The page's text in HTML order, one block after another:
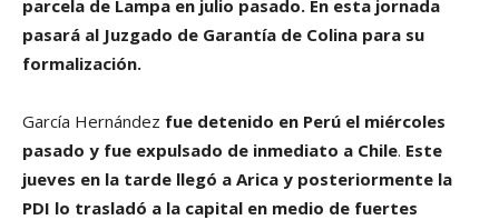
parcela de Lampa en julio pasado. En esta jornada
pasará al Juzgado de Garantía de Colina para su
formalización.
García Hernández fue detenido en Perú el miércoles
pasado y fue expulsado de inmediato a Chile. Este
jueves en la tarde llegó a Arica y posteriormente la
PDI lo trasladó a la capital en medio de fuertes